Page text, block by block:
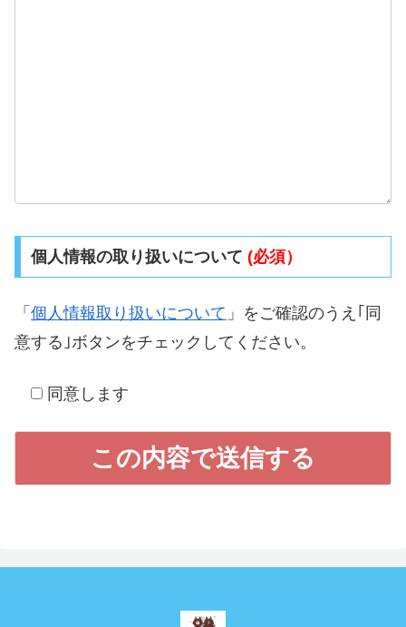
個人情報の取り扱いについて (必須）
「 個人情報取り扱いについて 」をご確認のうえ｢同
意する｣ボタンをチェックしてください。
同意します